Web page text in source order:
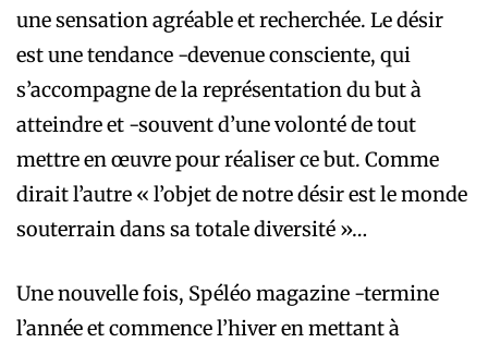
une sensation agréable et recherchée. Le désir
est une tendance -devenue consciente, qui
s’accompagne de la représentation du but à
atteindre et -souvent d’une volonté de tout
mettre en œuvre pour réaliser ce but. Comme
dirait l’autre « l’objet de notre désir est le monde
souterrain dans sa totale ­diversité »…
Une nouvelle fois, Spéléo magazine -termine
l’année et commence l’hiver en mettant à